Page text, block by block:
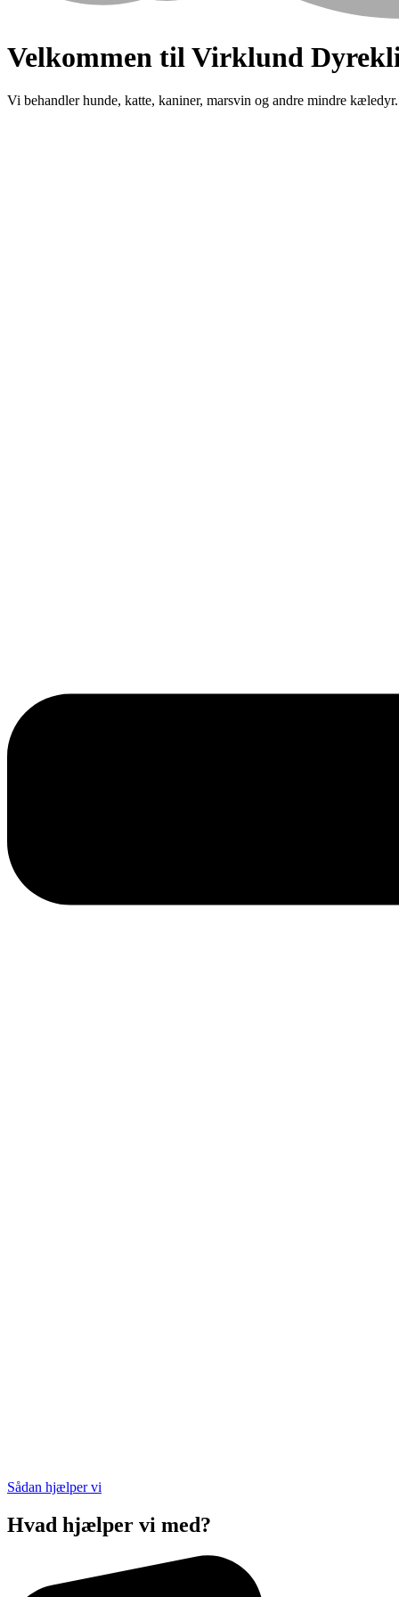
Velkommen til Virklund
Vi behandler hunde, katte, kaniner, marsvin og andre mindre
Sådan hjælper vi
Hvad hjælper vi med?